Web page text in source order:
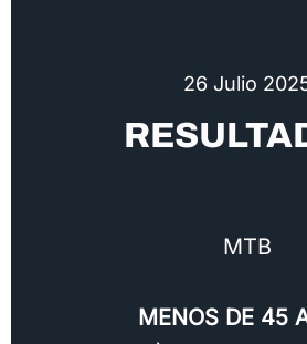
26 Julio
MTB
MENOS DE 45